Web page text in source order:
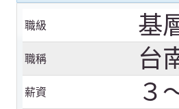
職級 基
職稱 台
薪資 ３